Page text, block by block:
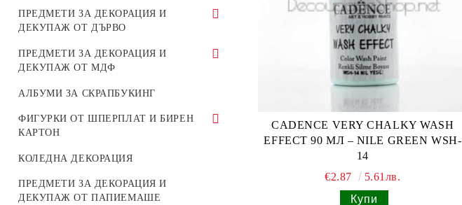
ДЕТСКИ ОБРАЗОВАТЕЛНИ ИГРИ И
ПЪЗЕЛИ 200 ЧАСТИ
ПОЖЕЛАНИЯ
ТЪНКОПИСЦИ
Калиграфски Маркери
ПРЕДМЕТИ ЗА ДЕКОРАЦИЯ И
ДЕКУПАЖ ОТ ДЪРВО
ДЪРВЕНИ КУТИИ ЗА ДЕКУПАЖ И
ДЕКОРАЦИЯ
ТОЧИЛКИ, КУХНЕНСКИ ДЪСКИ ЗА
ДЪРВЕНИ ОСНОВИ и ШАЙБИ,
ДЕКОРАЦИЯ
ДЪРВЕНИ ЩАЙГИ, ТАБЛИ и
ПОДНОСИ от ДЪРВО
ПРЕДМЕТИ ЗА ДЕКОРАЦИЯ И
ДЕКУПАЖ ОТ МДФ
ВЕЧНИ КАЛЕНДАРИ, ОСНОВИ,
ТАБЛИ, ПАНЕРИ, КАШПИ,
КУТИИ ОТ МДФ
АЛБУМИ ЗА СКРАПБУКИНГ
ФИГУРКИ ОТ ШПЕРПЛАТ И БИРЕН
КАРТОН
С ЦВЕТЯ
КУТИИ ОТ ШПЕРПЛАТ
КОЛЕДНА ДЕКОРАЦИЯ
ПРЕДМЕТИ ЗА ДЕКОРАЦИЯ И
ДЕКУПАЖ ОТ ПАПИЕМАШЕ
CADENCE VERY CHALKY WASH
EFFECT 90 МЛ – NILE GREEN WSH-
14
€2.87
5.61лв.